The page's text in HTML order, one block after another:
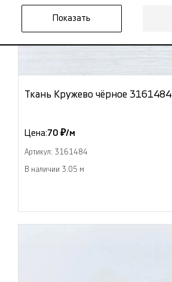
Ткань Кружево чёрное 3161484
Цена:70 ₽/м
Артикул: 3161484
В наличии 3.05 м